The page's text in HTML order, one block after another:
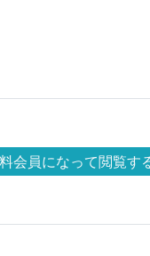
会員になって閲覧す